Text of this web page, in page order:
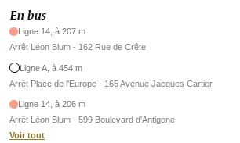
En bus
Ligne 14, à 207 m
Arrêt Léon Blum - 162 Rue de Crête
Ligne A, à 454 m
Arrêt Place de l'Europe - 165 Avenue Jacques Cartier
Ligne 14, à 206 m
Arrêt Léon Blum - 599 Boulevard d'Antigone
Voir tout